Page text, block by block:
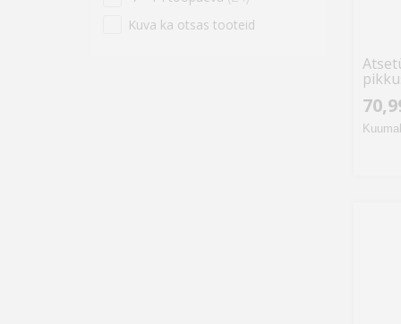
Coleman(1)
Deget(1)
Kuva ka otsas tooteid